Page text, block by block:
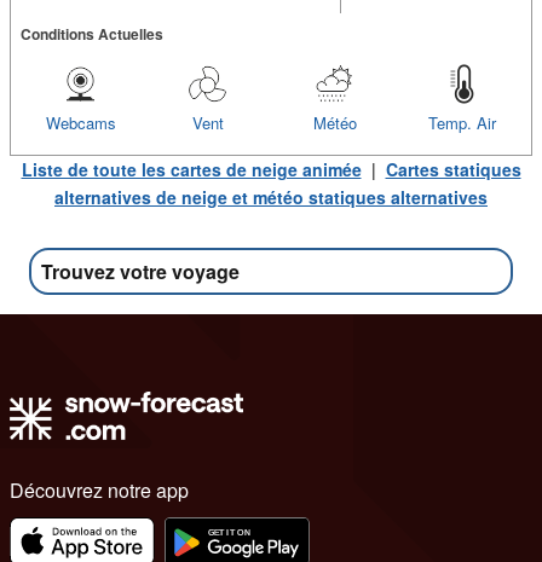
Conditions Actuelles
Temp. Air
Météo
Vent
Webcams
Liste de toute les cartes de neige animée| Cartes statiques
alternatives de neige et météo statiques alternatives
Trouvez votre voyage
Découvrez notre app